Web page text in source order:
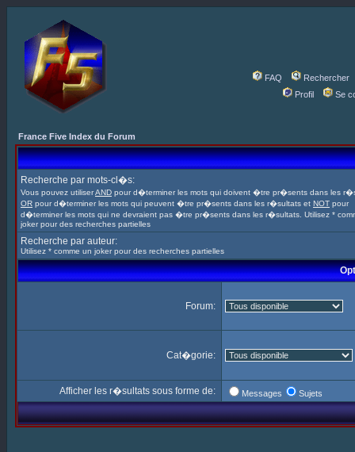
FAQ
Rechercher
Profil
Se
France Five Index du Forum
Recherche par mots-cl�s:
Vous pouvez utiliserAND pour d�terminer les mots qui doivent �tre pr�sents dans les
OR pour d�terminer les mots qui peuvent �tre pr�sents dans les r�sultats et NOT pour
d�terminer les mots qui ne devraient pas �tre pr�sents dans les r�sultats. Utilisez *
joker pour des recherches partielles
Recherche par auteur:
Utilisez * comme un joker pour des recherches partielles
Forum:
Cat�gorie:
Afficher les r�sultats sous forme de: Messages Sujets